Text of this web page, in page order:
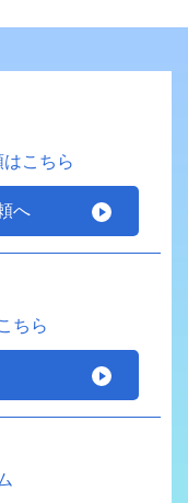
こちら
へ
ちら